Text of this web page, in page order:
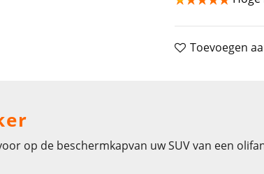
Toevoegen
op de beschermkapvan uw SUV van een